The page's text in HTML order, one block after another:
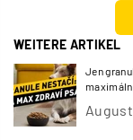
WEITERE ARTIKEL
Jen